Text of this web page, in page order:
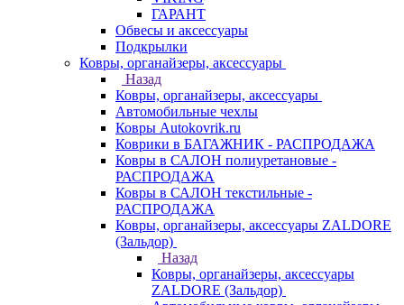
ГАРАНТ
Обвесы и аксессуары
Подкрылки
Ковры, органайзеры, аксессуары
Назад
Ковры, органайзеры, аксессуары
Автомобильные чехлы
Ковры Autokovrik.ru
Коврики в БАГАЖНИК - РАСПРОДАЖА
Ковры в САЛОН полиуретановые -
РАСПРОДАЖА
Ковры в САЛОН текстильные -
РАСПРОДАЖА
Ковры, органайзеры, аксессуары ZALDORE
(Зальдор)
Назад
Ковры, органайзеры, аксессуары
ZALDORE (Зальдор)